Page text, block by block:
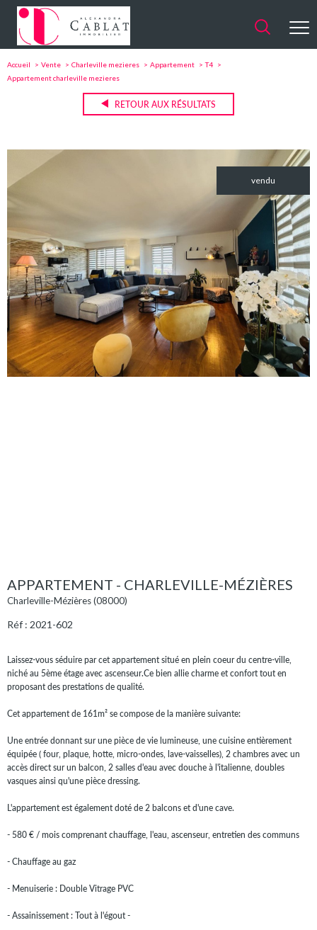
Accueil Vente Charleville mezieres Appartement
T4
Appartement charleville mezieres
RETOUR AUX RÉSULTATS
vendu
APPARTEMENT - CHARLEVILLE-MÉZIÈRES
Charleville-Mézières (08000)
Réf : 2021-602
Laissez-vous séduire par cet appartement situé en plein coeur du centre-ville,
niché au 5ème étage avec ascenseur.Ce bien allie charme et confort tout en
proposant des prestations de qualité.
Cet appartement de 161m² se compose de la manière suivante:
Une entrée donnant sur une pièce de vie lumineuse, une cuisine entièrement
équipée ( four, plaque, hotte, micro-ondes, lave-vaisselles), 2 chambres avec un
accès direct sur un balcon, 2 salles d'eau avec douche à l'italienne, doubles
vasques ainsi qu'une pièce dressing.
L'appartement est également doté de 2 balcons et d'une cave.
- 580 € / mois comprenant chauffage, l'eau, ascenseur, entretien des communs
- Chauffage au gaz
- Menuiserie : Double Vitrage PVC
- Assainissement : Tout à l'égout -